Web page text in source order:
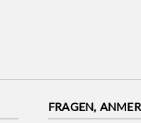
FRAGEN,